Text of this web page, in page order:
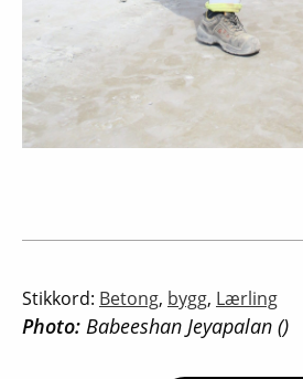
Stikkord: Betong, bygg, Lærling
Photo: Babeeshan Jeyapalan ()